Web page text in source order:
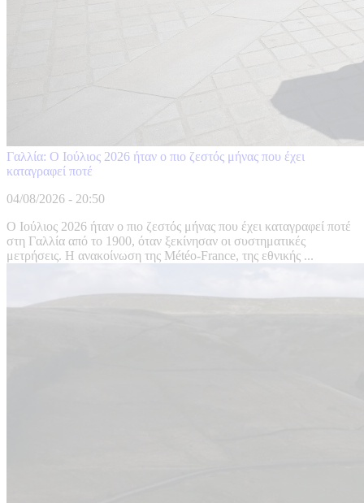
Γαλλία: Ο Ιούλιος 2026 ήταν ο πιο ζεστός μήνας που έχει
καταγραφεί ποτέ
04/08/2026 - 20:50
Ο Ιούλιος 2026 ήταν ο πιο ζεστός μήνας που έχει καταγραφεί ποτέ
στη Γαλλία από το 1900, όταν ξεκίνησαν οι συστηματικές
μετρήσεις. Η ανακοίνωση της Météo-France, της εθνικής ...